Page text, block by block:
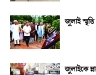
জুলাই
জুলাইকে